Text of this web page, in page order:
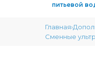
питьевой
Главная
Сменные